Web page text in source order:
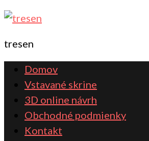
tresen
Domov
Vstavané skrine
3D online návrh
Obchodné podmienky
Kontakt